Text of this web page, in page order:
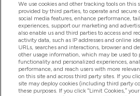
Pomoc I Informacja
Produkty
Informacje O Firmie
We use cookies and other tracking tools on this
provided by third parties, to operate and secure
social media features, enhance performance,
experiences, support our marketing and
also enable us and third parties to access and
activity data, such as IP addresses and online
URLs, searches and interactions, browser and
other usage information, which may be used to
functionality and personalized experiences,
performance, and reach users with more
on this site and across third party sites. If you
site may deploy cookies (including third party
these purposes. If you click “Limit Cookies,”